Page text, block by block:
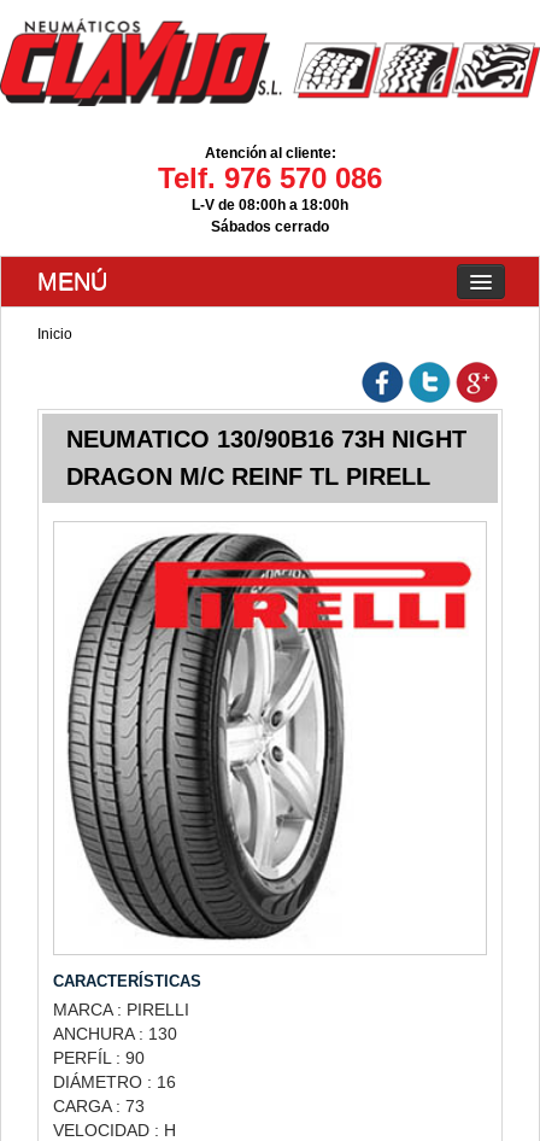
Atención al cliente:
Telf. 976 570 086
L-V de 08:00h a 18:00h
Sábados cerrado
MENÚ
Inicio
NEUMATICO 130/90B16 73H NIGHT
DRAGON M/C REINF TL PIRELL
CARACTERÍSTICAS
MARCA : PIRELLI
ANCHURA : 130
PERFÍL : 90
DIÁMETRO : 16
CARGA : 73
VELOCIDAD : H